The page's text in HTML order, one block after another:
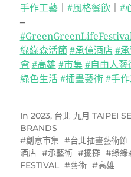
手作工藝｜ #風格餐飲 #
–
綠綠森活節 #承億酒店 #
會 #高雄 #市集 #自由人藝
綠色生活 #插畫藝術 #手
In 2023, 台北 九月 TAIPEI
BRANDS
創意市集
台北插畫藝術節
酒店
承藝術 擺攤
綠綠
FESTIVAL
藝術 高雄